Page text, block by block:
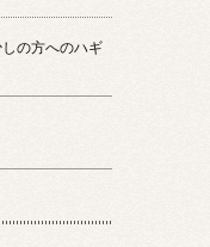
の方へのハギ